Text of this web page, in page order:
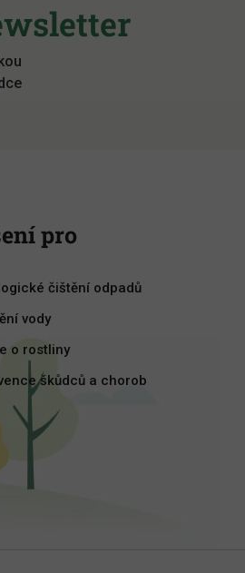
pro
čištění odpadů
vody
o rostliny
škůdců a chorob